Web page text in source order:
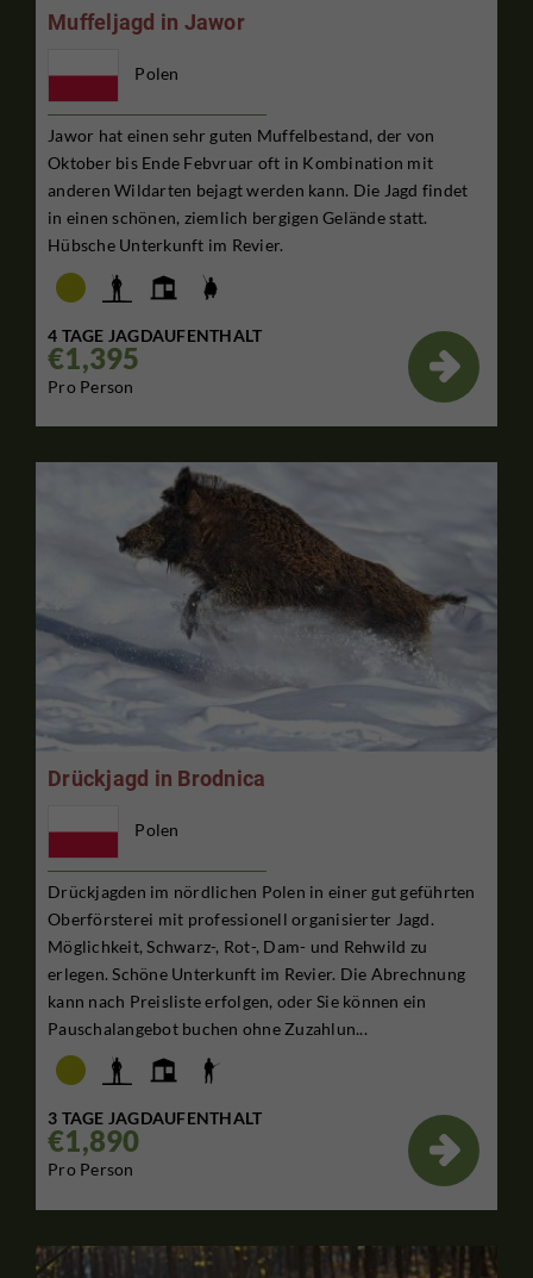
Muffeljagd in Jawor
Polen
Jawor hat einen sehr guten Muffelbestand, der von
Oktober bis Ende Febvruar oft in Kombination mit
anderen Wildarten bejagt werden kann. Die Jagd findet
in einen schönen, ziemlich bergigen Gelände statt.
Hübsche Unterkunft im Revier.
4 TAGE JAGDAUFENTHALT
€1,395
Pro Person

Drückjagd in Brodnica
Polen
Drückjagden im nördlichen Polen in einer gut geführten
Oberförsterei mit professionell organisierter Jagd.
Möglichkeit, Schwarz-, Rot-, Dam- und Rehwild zu
erlegen. Schöne Unterkunft im Revier. Die Abrechnung
kann nach Preisliste erfolgen, oder Sie können ein
Pauschalangebot buchen ohne Zuzahlun...
3 TAGE JAGDAUFENTHALT
€1,890
Pro Person
